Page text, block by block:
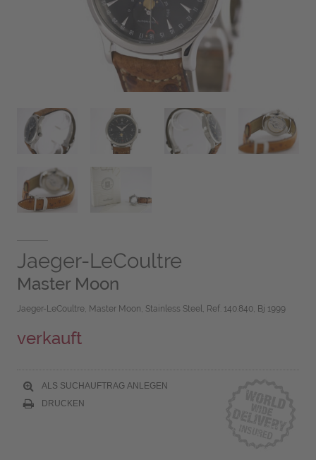
Jaeger-LeCoultre
Master Moon
Jaeger-LeCoultre, Master Moon, Stainless Steel, Ref. 140.840, Bj 1999
verkauft
ALS SUCHAUFTRAG ANLEGEN
DRUCKEN